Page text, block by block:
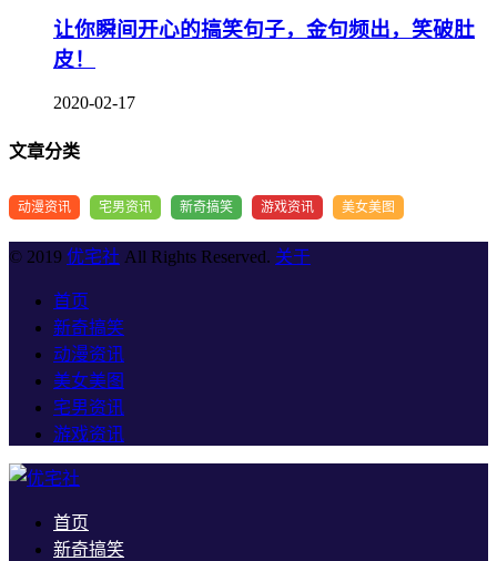
让你瞬间开心的搞笑句子，金句频出，笑破肚
皮！
2020-02-17
文章分类
动漫资讯 宅男资讯 新奇搞笑 游戏资讯 美女美图
© 2019 优宅社 All Rights Reserved. 关于
首页
新奇搞笑
动漫资讯
美女美图
宅男资讯
游戏资讯
首页
新奇搞笑